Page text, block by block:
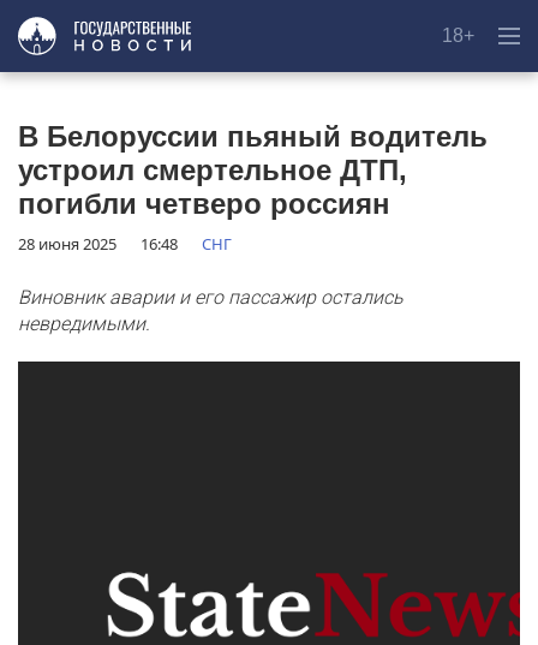
18+
В Белоруссии пьяный водитель
устроил смертельное ДТП,
погибли четверо россиян
28 июня 2025 16:48 СНГ
Виновник аварии и его пассажир остались
невредимыми.